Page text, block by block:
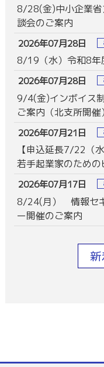
8/28(金)中小企業省
談会のご案内
2026年07月28日
8/19（水）令和8年
2026年07月28日
9/4(金)インボイス
ご案内（北支所開催
2026年07月21日
【申込延長7/22（
若手起業家のため
2026年07月17日
8/24(月） 情報セ
ー開催のご案内